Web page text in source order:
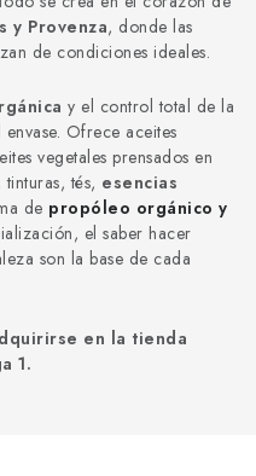
y Provenza, donde las
de condiciones ideales.
y el control total de la
Ofrece aceites
vegetales prensados ​​en
tés, esencias
de propóleo orgánico y
el saber hacer
son la base de cada
en la tienda
1.